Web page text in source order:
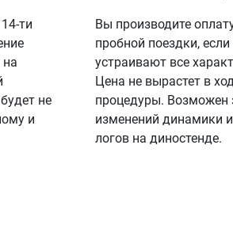
ти
на
не
и
Вы производите
пробной поездки, если
устраивают все
Цена не вырастет в
процедуры. Возможен
изменений динамики
логов на диностенде.